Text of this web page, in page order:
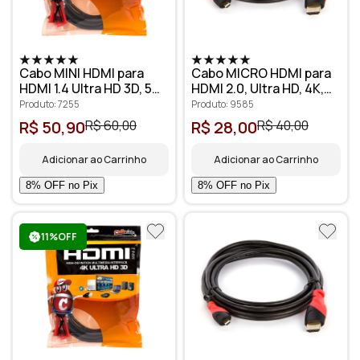
Cabo MINI HDMI para
HDMI 1.4 Ultra HD 3D, 5
metros - Cirilo Cabos
Produto: 7255
R$ 50,90R$ 60,00
Adicionar ao Carrinho
Cabo MICRO HDMI para
HDMI 2.0, Ultra HD, 4K,
3D, 1 metro
Produto: 9585
R$ 28,00R$ 40,00
Adicionar ao Carrinho
11%OFF